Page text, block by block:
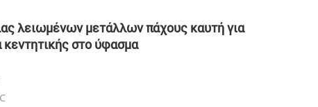
λειωμένων μετάλλων πάχους καυτή για
στο ύφασμα